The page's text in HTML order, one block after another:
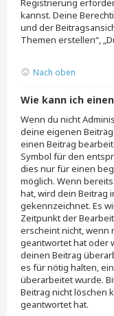
Registrierung
kannst. Deine
und der
Themen erstellen“,
Nach oben
Wie kann ich
Wenn du nicht
deine eigenen
einen Beitrag
Symbol für den
dies nur für einen
möglich. Wenn
hat, wird dein Beitrag
gekennzeichnet. Es
Zeitpunkt der
erscheint nicht, wenn
geantwortet hat oder
deinen Beitrag
es für nötig halten,
überarbeitet wurde.
Beitrag nicht löschen
geantwortet hat.